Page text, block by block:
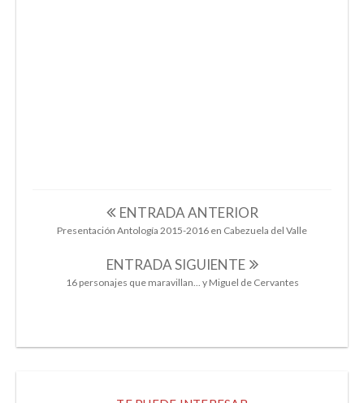
ENTRADA ANTERIOR
Presentación Antología 2015-2016 en Cabezuela del Valle
ENTRADA SIGUIENTE
16 personajes que maravillan... y Miguel de Cervantes